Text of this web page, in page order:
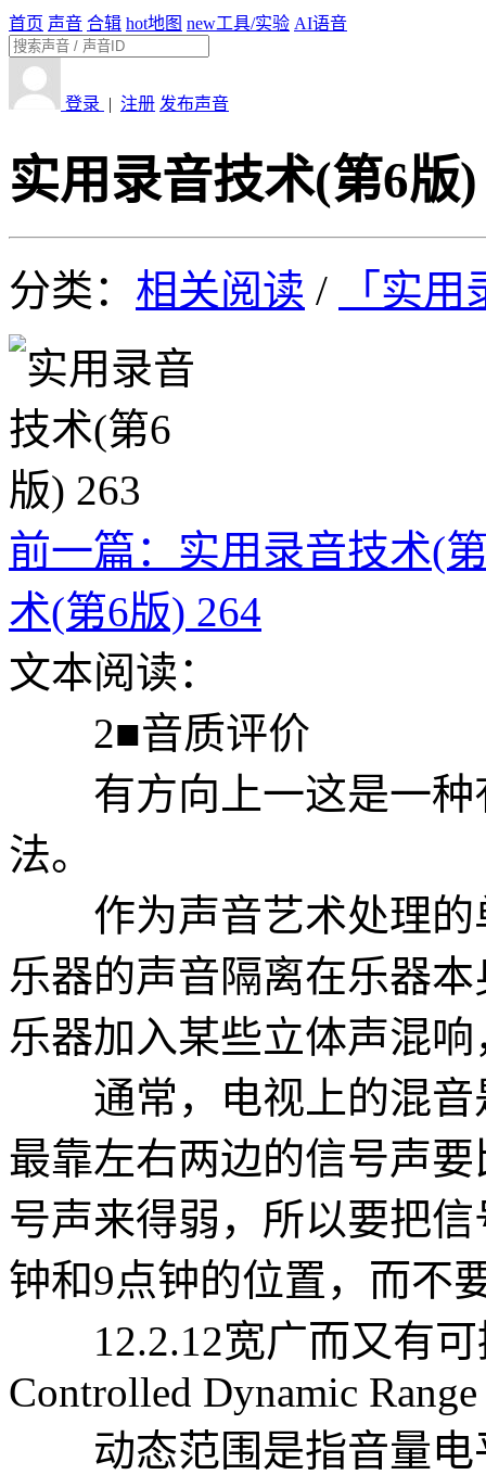
首页 声音 合辑 hot地图 new工具/实验 AI语音
登录 | 注册 发布声音
实用录音技术(第6版)
分类： 相关阅读 / 「实
前一篇：实用录音技术(
术(第6版) 264
文本阅读：
2■音质评价
有方向上一这是一种
法。
作为声音艺术处理的
乐器的声音隔离在乐器
乐器加入某些立体声混
通常，电视上的混音
最靠左右两边的信号声
号声来得弱，所以要把
钟和9点钟的位置，而不
12.2.12宽广而又有可
Controlled Dynamic Range
动态范围是指音量电